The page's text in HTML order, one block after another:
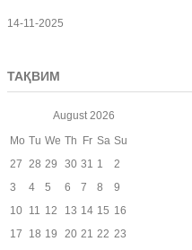
14-11-2025
ТАҚВИМ
August 2026
Mo Tu We Th Fr Sa Su
27 28 29 30 31 1
2
3
4 5 6 7 8
9
10 11 12 13 14 15 16
17
18 19 20 21 22 23